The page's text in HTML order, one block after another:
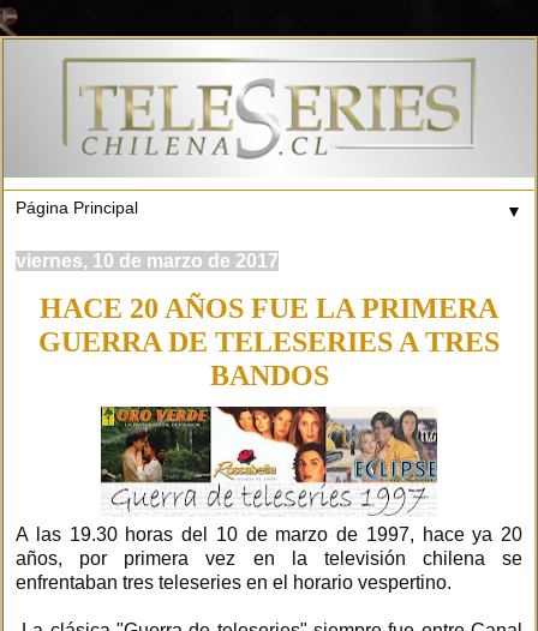
▼
viernes, 10 de marzo de 2017
HACE 20 AÑOS FUE LA PRIMERA
GUERRA DE TELESERIES A TRES
BANDOS
A las 19.30 horas del 10 de marzo de 1997, hace ya 20
años, por primera vez en la televisión chilena se
enfrentaban tres teleseries en el horario vespertino.